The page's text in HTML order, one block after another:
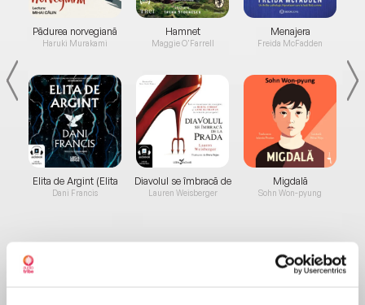
Pădurea norvegiană
Haruki Murakami
Elita de Argint (Elita
de...
Dani Francis
Hamnet
Maggie O'Farrell
Diavolul se îmbracă de
la...
Lauren Weisberger
Menajera
Freida McFadden
Migdală
Sohn Won-pyung